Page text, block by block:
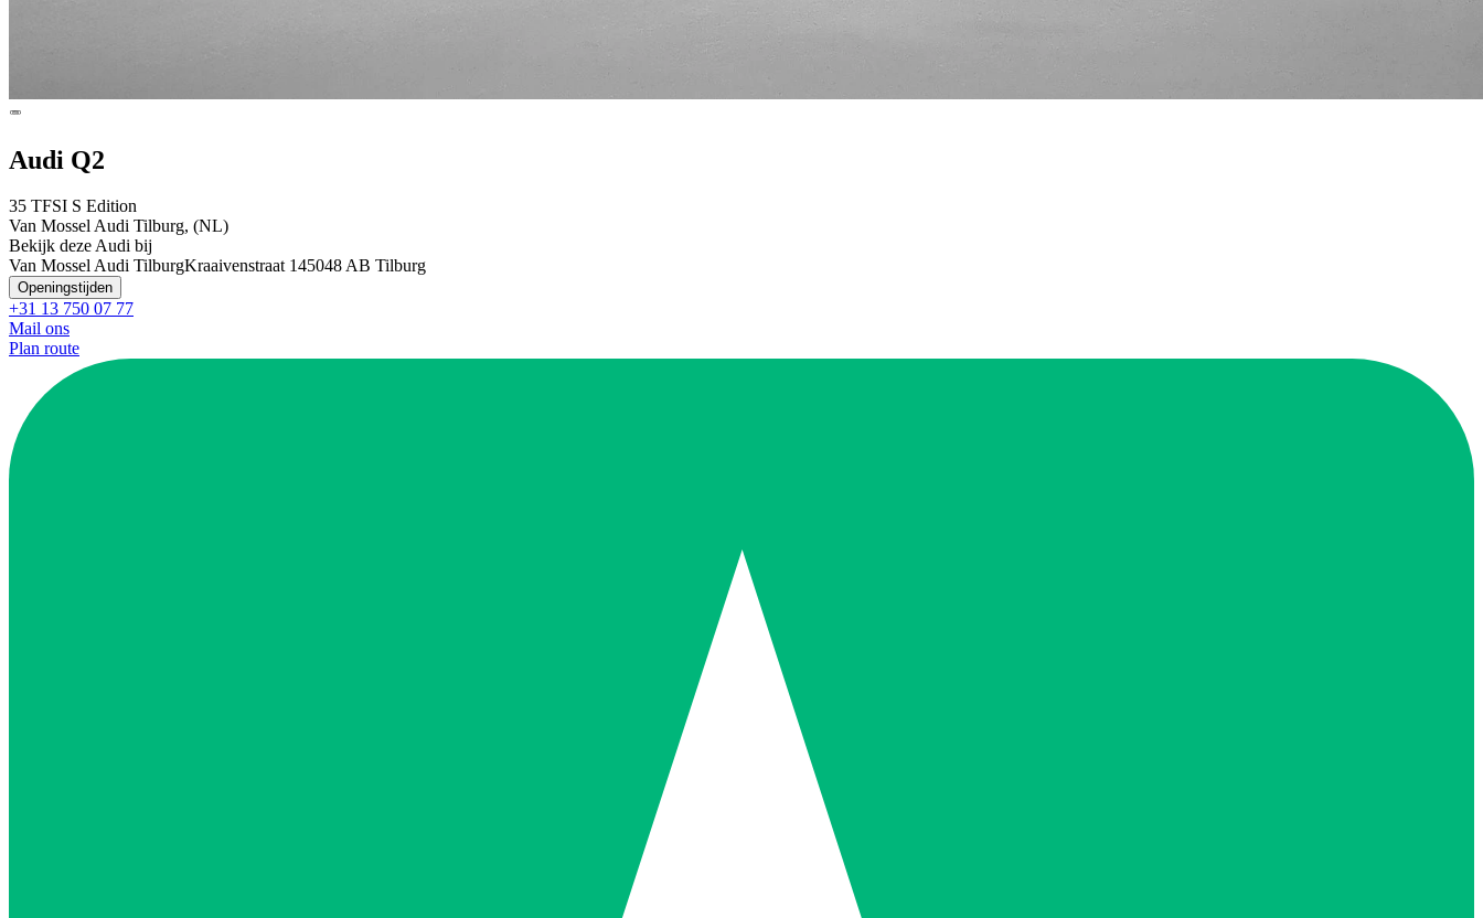
Audi Q2
35 TFSI S Edition
Van Mossel Audi Tilburg, (NL)
Bekijk deze Audi bij
Van Mossel Audi TilburgKraaivenstraat 145048 AB Tilburg
Openingstijden
+31 13 750 07 77
Mail ons
Plan route